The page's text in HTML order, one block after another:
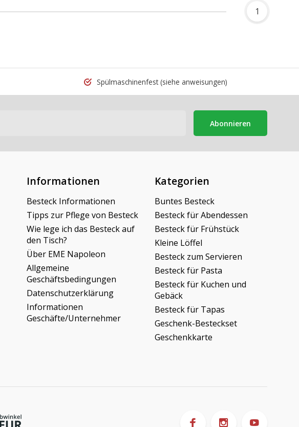
1
Spülmaschinenfest(siehe anweisungen)
Abonnieren
Informationen
Besteck Informationen
Tipps zur Pflege von Besteck
Wie lege ich das Besteck auf
den Tisch?
Über EME Napoleon
Allgemeine
Geschäftsbedingungen
Datenschutzerklärung
Informationen
Geschäfte/Unternehmer
Kategorien
Buntes Besteck
Besteck für Abendessen
Besteck für Frühstück
Kleine Löffel
Besteck zum Servieren
Besteck für Pasta
Besteck für Kuchen und
Gebäck
Besteck für Tapas
Geschenk-Besteckset
Geschenkkarte